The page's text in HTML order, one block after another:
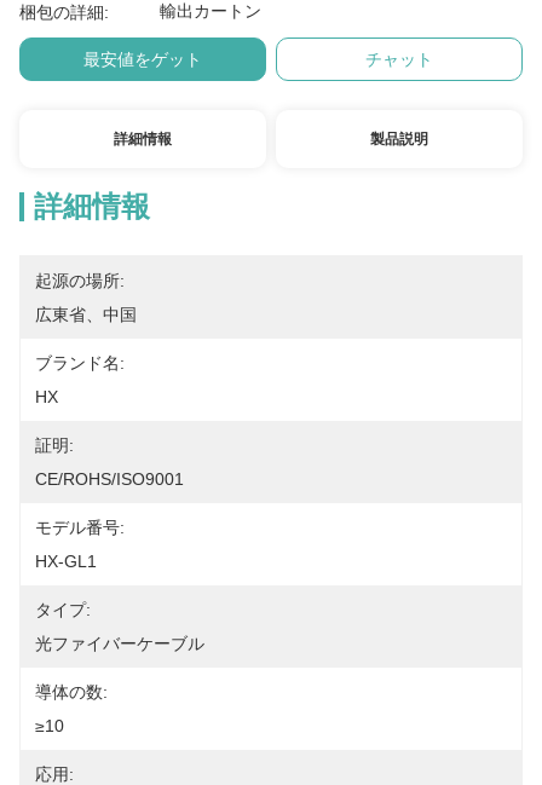
梱包の詳細: 輸出カートン
最安値をゲット チャット
詳細情報 製品説明
詳細情報
起源の場所:
広東省、中国
ブランド名:
HX
証明:
CE/ROHS/ISO9001
モデル番号:
HX-GL1
タイプ:
光ファイバーケーブル
導体の数:
≥10
応用: